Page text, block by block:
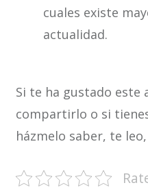
cuales existe
actualidad.
Si te ha gustado este
compartirlo o si
házmelo saber, te leo,